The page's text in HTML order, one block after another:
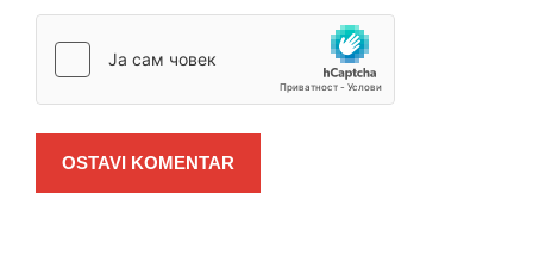
OSTAVI KOMENTAR